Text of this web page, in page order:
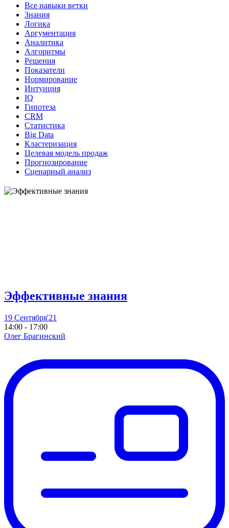
Все навыки ветки
Знания
Логика
Аргументация
Аналитика
Алгоритмы
Решения
Показатели
Нормирование
Интуиция
IQ
Гипотеза
CRM
Статистика
Big Data
Кластеризация
Целевая модель продаж
Прогнозирование
Сценарный анализ
Эффективные знания
19 Сентября'21
14:00 - 17:00
Олег Брагинский